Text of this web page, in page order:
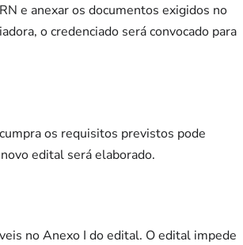
e anexar os documentos exigidos no
o credenciado será convocado para
os requisitos previstos pode
edital será elaborado.
no Anexo I do edital. O edital impede